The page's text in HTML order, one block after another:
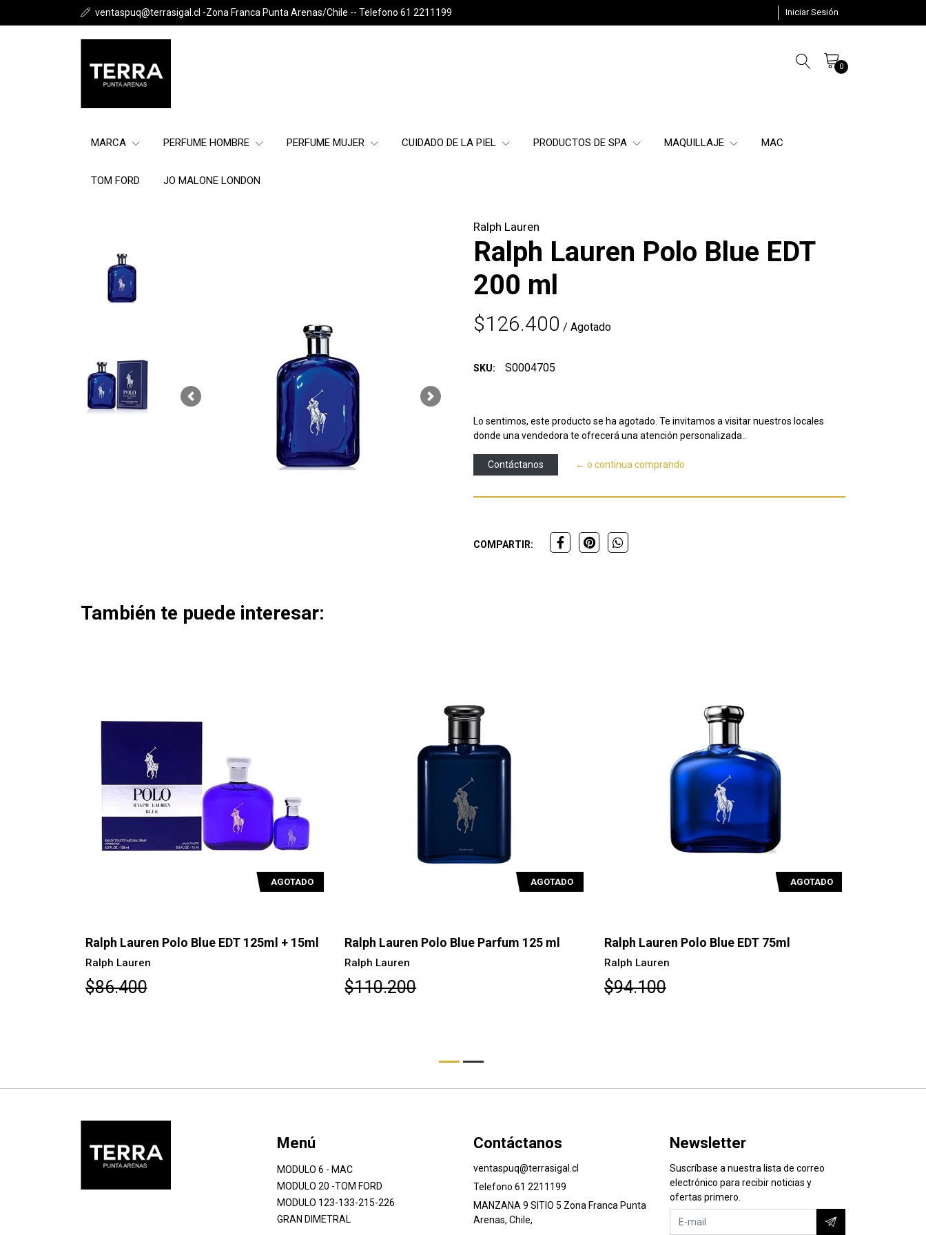
ventaspuq@terrasigal.cl -Zona Franca Punta Arenas/Chile -- Telefono 61 2211199 Iniciar Sesión
0
MARCA PERFUME HOMBRE PERFUME MUJER CUIDADO DE LA PIEL PRODUCTOS DE SPA MAQUILLAJE MAC
TOM FORD JO MALONE LONDON
Previous Next
Ralph Lauren
Ralph Lauren Polo Blue EDT
200 ml
$126.400 / Agotado
SKU: S0004705
Lo sentimos, este producto se ha agotado. Te invitamos a visitar nuestros locales
donde una vendedora te ofrecerá una atención personalizada..
Contáctanos ← o continua comprando
COMPARTIR:
También te puede interesar:
AGOTADO
Ralph Lauren Polo Blue EDT 125ml + 15ml
Ralph Lauren
$86.400
AGOTADO
Ralph Lauren Polo Blue Parfum 125 ml
Ralph Lauren
$110.200
AGOTADO
Ralph Lauren Polo Blue EDT 75ml
Ralph Lauren
$94.100
Menú
MODULO 6 - MAC
MODULO 20 -TOM FORD
MODULO 123-133-215-226
GRAN DIMETRAL
Contáctanos
ventaspuq@terrasigal.cl
Telefono 61 2211199
MANZANA 9 SITIO 5 Zona Franca Punta
Arenas, Chile,
Newsletter
Suscríbase a nuestra lista de correo
electrónico para recibir noticias y
ofertas primero.